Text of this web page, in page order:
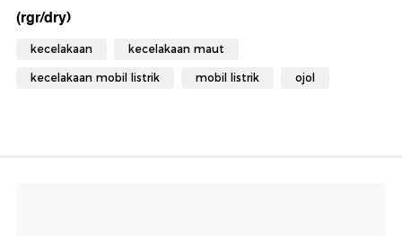
(rgr/dry)
kecelakaan kecelakaan maut
kecelakaan mobil listrik mobil listrik ojol